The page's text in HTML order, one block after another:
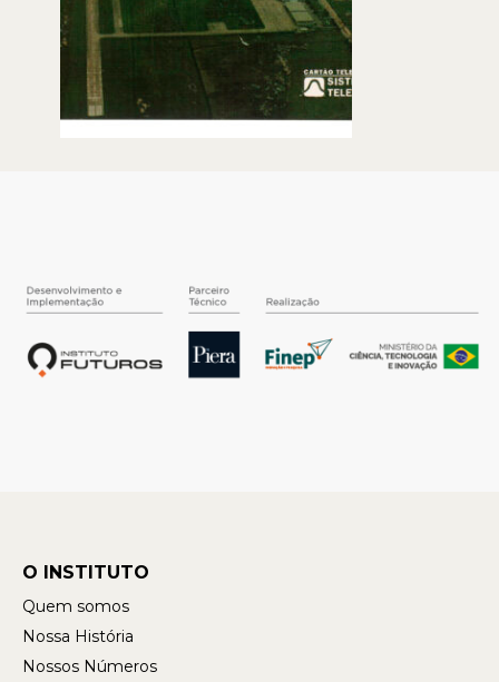
O INSTITUTO
Quem somos
Nossa História
Nossos Números